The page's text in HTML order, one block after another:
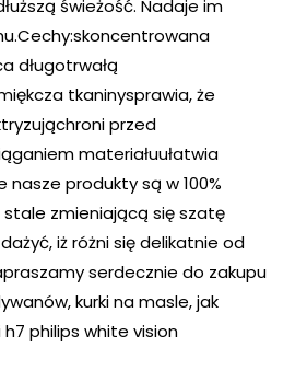
świeżość. Nadaje im
długotrwałą
tkaninysprawia, że
przed
materiałuułatwia
produkty są w 100%
stale zmieniającą się szatę
iż różni się delikatnie od
serdecznie do zakupu
kurki na masle, jak
h7 philips white vision